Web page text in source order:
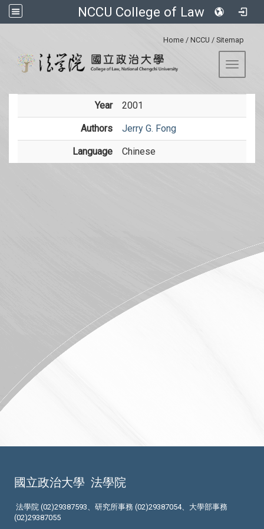
NCCU College of Law
Home / NCCU / Sitemap
Toggle
Year 2001
Authors Jerry G. Fong
Language Chinese
國立政治大學 法學院
法學院 (02)29387593、研究所事務 (02)29387054、大學部事務
(02)29387055